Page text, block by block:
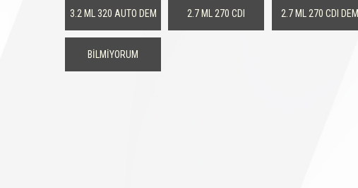
3.2 ML 320 AUTO DEM 2.7 ML 270 CDI 2.7 ML 270 CDI DEM
BİLMİYORUM